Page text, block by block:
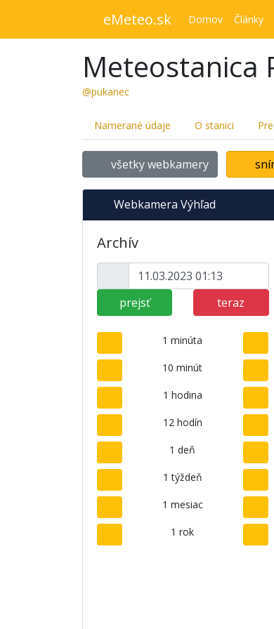
eMeteo.sk Domov Články
Meteostanica
@pukanec
Namerané údaje O stanici
všetky webkamery
Webkamera Výhľad
Archív
prejsť teraz
1 minúta
10 minút
1 hodina
12 hodín
1 deň
1 týždeň
1 mesiac
1 rok